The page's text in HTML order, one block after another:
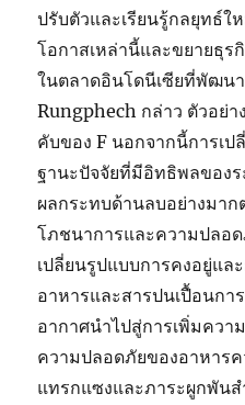
ปรับตัวและเรียนรู้กลยุทธ์ใ
โอกาสเหล่านี้และขยายธุ
ในตลาดอินโดนีเซียที่พัฒนา
Rungphech กล่าว ตัวอย่า
คับของ F นอกจากนี้การเ
ฐานะปัจจัยที่มีอิทธิพลของ
ผลกระทบด้านลบอย่างมา
โภชนาการและความปลอ
เปลี่ยนรูปแบบการคงอยู่แล
อาหารและสารปนเปื้อนกา
อากาศนำไปสู่การเพิ่มควา
ความปลอดภัยของอาหารค
แทรกแซงและภาระผูกพัน